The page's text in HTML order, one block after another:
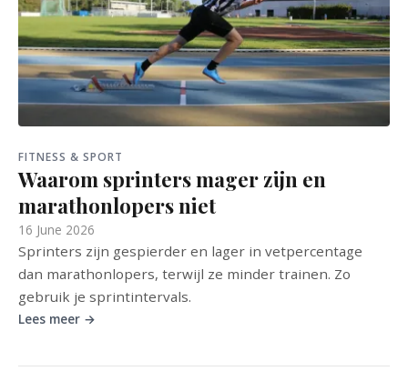
FITNESS & SPORT
Waarom sprinters mager zijn en
marathonlopers niet
16 June 2026
Sprinters zijn gespierder en lager in vetpercentage
dan marathonlopers, terwijl ze minder trainen. Zo
gebruik je sprintintervals.
Lees meer →